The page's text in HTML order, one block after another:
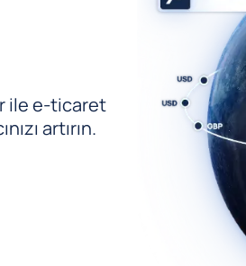
ile e-ticaret
artırın.